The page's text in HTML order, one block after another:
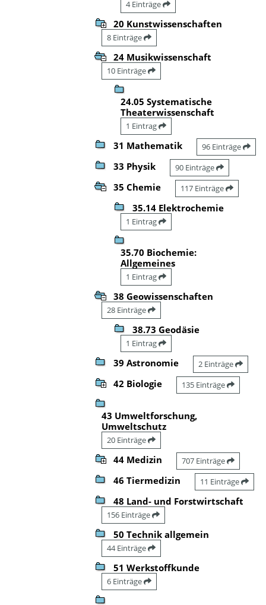
4 Einträge
20 Kunstwissenschaften
8 Einträge
24 Musikwissenschaft
10 Einträge
24.05 Systematische
Theaterwissenschaft
1 Eintrag
31 Mathematik 96 Einträge
33 Physik 90 Einträge
35 Chemie 117 Einträge
35.14 Elektrochemie
1 Eintrag
35.70 Biochemie:
Allgemeines
1 Eintrag
38 Geowissenschaften
28 Einträge
38.73 Geodäsie
1 Eintrag
39 Astronomie 2 Einträge
42 Biologie 135 Einträge
43 Umweltforschung,
Umweltschutz
20 Einträge
44 Medizin 707 Einträge
46 Tiermedizin 11 Einträge
48 Land- und Forstwirtschaft
156 Einträge
50 Technik allgemein
44 Einträge
51 Werkstoffkunde
6 Einträge